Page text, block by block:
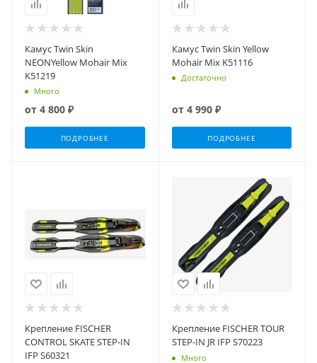
Камус Twin Skin
NEONYellow Mohair Mix
K51219
Много
от 4 800 ₽
ПОДРОБНЕЕ
Камус Twin Skin Yellow
Mohair Mix K51116
Достаточно
от 4 990 ₽
ПОДРОБНЕЕ
Крепление FISCHER
CONTROL SKATE STEP-IN
IFP S60321
Крепление FISCHER TOUR
STEP-IN JR IFP S70223
Много